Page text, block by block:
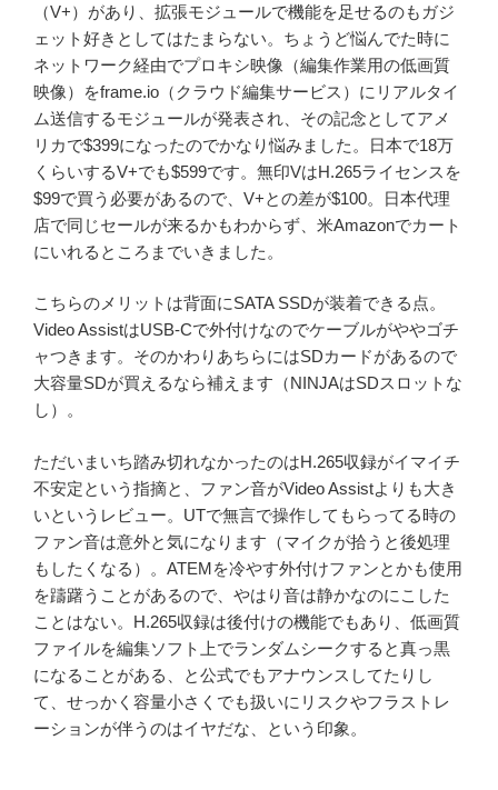
（V+）があり、拡張モジュールで機能を足せるのもガジ
ェット好きとしてはたまらない。ちょうど悩んでた時に
ネットワーク経由でプロキシ映像（編集作業用の低画質
映像）をframe.io（クラウド編集サービス）にリアルタイ
ム送信するモジュールが発表され、その記念としてアメ
リカで$399になったのでかなり悩みました。日本で18万
くらいするV+でも$599です。無印VはH.265ライセンスを
$99で買う必要があるので、V+との差が$100。日本代理
店で同じセールが来るかもわからず、米Amazonでカート
にいれるところまでいきました。
こちらのメリットは背面にSATA SSDが装着できる点。
Video AssistはUSB-Cで外付けなのでケーブルがややゴチ
ャつきます。そのかわりあちらにはSDカードがあるので
大容量SDが買えるなら補えます（NINJAはSDスロットな
し）。
ただいまいち踏み切れなかったのはH.265収録がイマイチ
不安定という指摘と、ファン音がVideo Assistよりも大き
いというレビュー。UTで無言で操作してもらってる時の
ファン音は意外と気になります（マイクが拾うと後処理
もしたくなる）。ATEMを冷やす外付けファンとかも使用
を躊躇うことがあるので、やはり音は静かなのにこした
ことはない。H.265収録は後付けの機能でもあり、低画質
ファイルを編集ソフト上でランダムシークすると真っ黒
になることがある、と公式でもアナウンスしてたりし
て、せっかく容量小さくでも扱いにリスクやフラストレ
ーションが伴うのはイヤだな、という印象。